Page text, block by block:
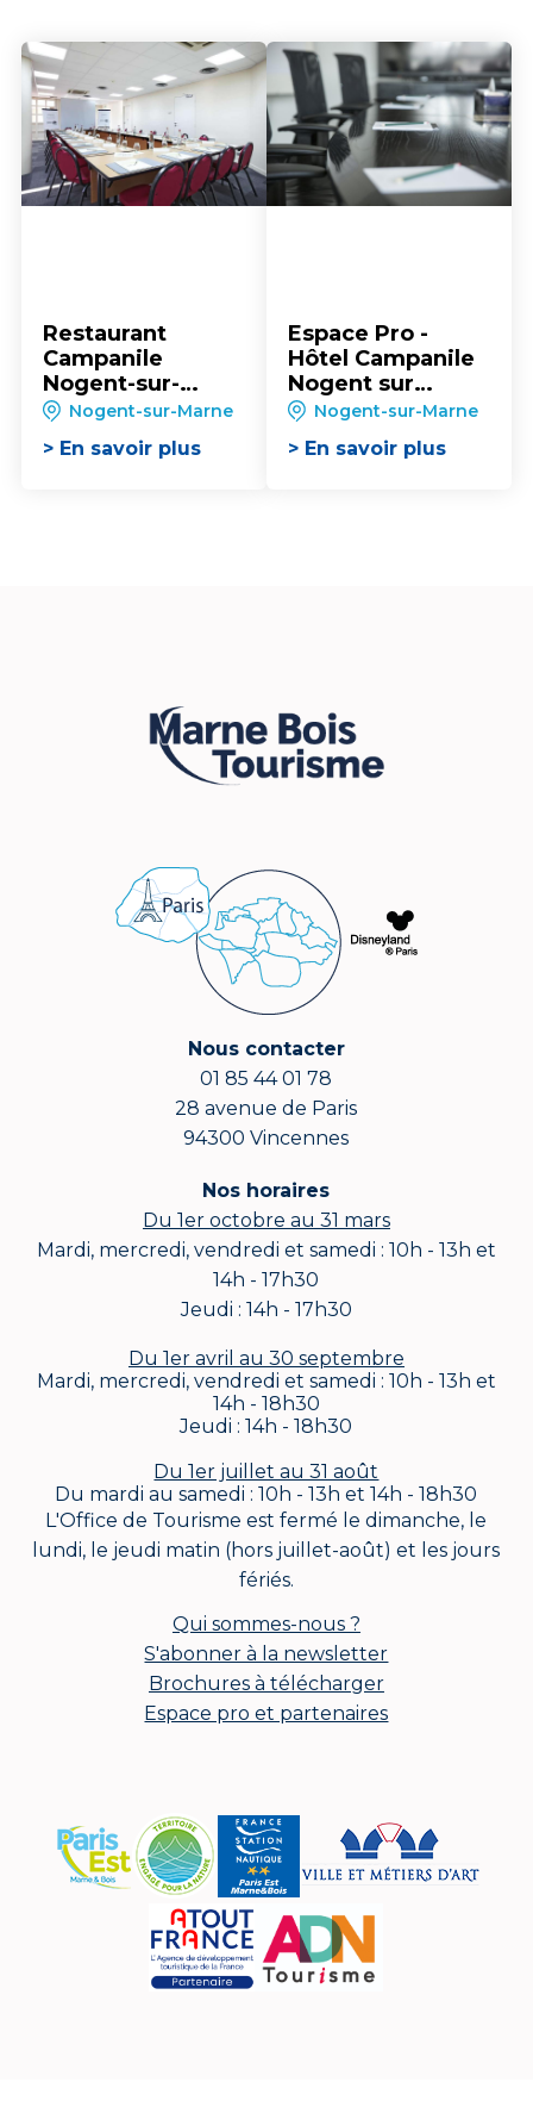
Restaurant
Campanile
Nogent-sur-
Marne
Nogent-sur-Marne
> En savoir plus
Espace Pro -
Hôtel Campanile
Nogent sur
marne
Nogent-sur-Marne
> En savoir plus
Nous contacter
01 85 44 01 78
28 avenue de Paris
94300 Vincennes
Nos horaires
Du 1er octobre au 31 mars
Mardi, mercredi, vendredi et samedi : 10h - 13h et
14h - 17h30
Jeudi : 14h - 17h30
Du 1er avril au 30 septembre
Mardi, mercredi, vendredi et samedi : 10h - 13h et
14h - 18h30
Jeudi : 14h - 18h30
Du 1er juillet au 31 août
Du mardi au samedi : 10h - 13h et 14h - 18h30
L'Office de Tourisme est fermé le dimanche, le
lundi, le jeudi matin (hors juillet-août) et les jours
fériés.
Qui sommes-nous ?
S'abonner à la newsletter
Brochures à télécharger
Espace pro et partenaires